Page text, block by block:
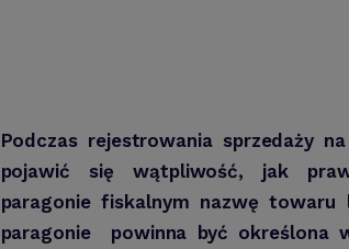
Podczas rejestrowania sprzedaży
pojawić się wątpliwość, jak
paragonie fiskalnym nazwę towaru
paragonie powinna być określona